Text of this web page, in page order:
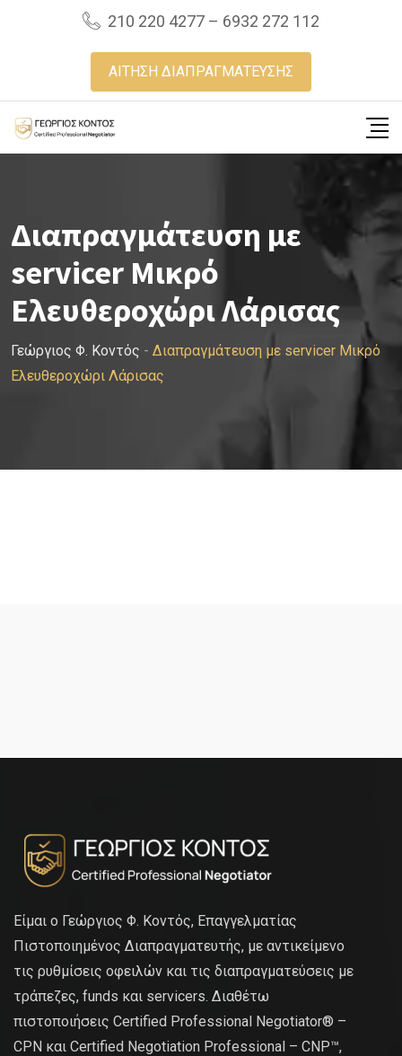
210 220 4277 – 6932 272 112
ΑΙΤΗΣΗ ΔΙΑΠΡΑΓΜΑΤΕΥΣΗΣ
Διαπραγμάτευση με
servicer Μικρό
Ελευθεροχώρι Λάρισας
Γεώργιος Φ. Κοντός - Διαπραγμάτευση με servicer Μικρό
Ελευθεροχώρι Λάρισας
Είμαι ο Γεώργιος Φ. Κοντός, Επαγγελματίας
Πιστοποιημένος Διαπραγματευτής, με αντικείμενο
τις ρυθμίσεις οφειλών και τις διαπραγματεύσεις με
τράπεζες, funds και servicers. Διαθέτω
πιστοποιήσεις Certified Professional Negotiator® –
CPN και Certified Negotiation Professional – CNP™,